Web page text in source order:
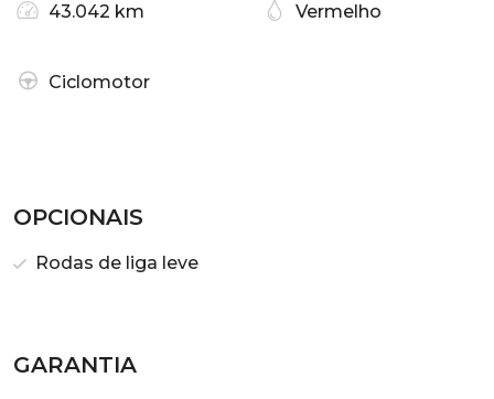
43.042 km Vermelho
Ciclomotor
OPCIONAIS
Rodas de liga leve
GARANTIA